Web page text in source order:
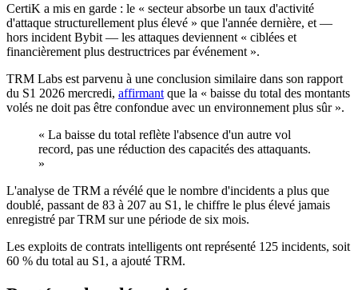
CertiK a mis en garde : le « secteur absorbe un taux d'activité
d'attaque structurellement plus élevé » que l'année dernière, et —
hors incident Bybit — les attaques deviennent « ciblées et
financièrement plus destructrices par événement ».
TRM Labs est parvenu à une conclusion similaire dans son rapport
du S1 2026 mercredi, affirmant que la « baisse du total des montants
volés ne doit pas être confondue avec un environnement plus sûr ».
« La baisse du total reflète l'absence d'un autre vol
record, pas une réduction des capacités des attaquants.
»
L'analyse de TRM a révélé que le nombre d'incidents a plus que
doublé, passant de 83 à 207 au S1, le chiffre le plus élevé jamais
enregistré par TRM sur une période de six mois.
Les exploits de contrats intelligents ont représenté 125 incidents, soit
60 % du total au S1, a ajouté TRM.